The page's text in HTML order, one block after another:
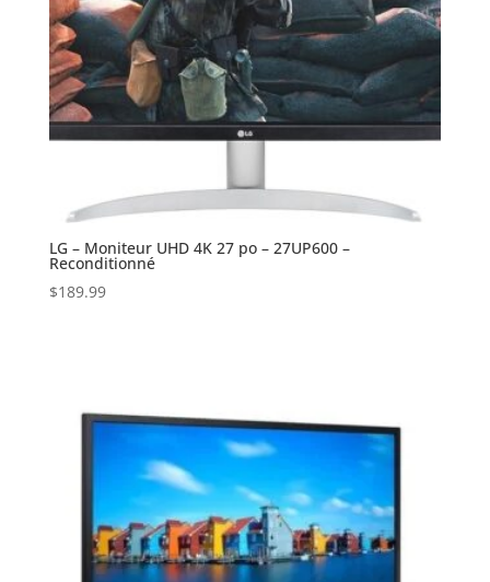
LG – Moniteur UHD 4K 27 po – 27UP600 –
Reconditionné
$189.99